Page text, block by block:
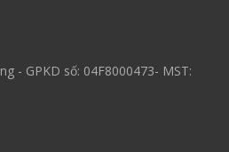
- GPKD số: 04F8000473- MST: